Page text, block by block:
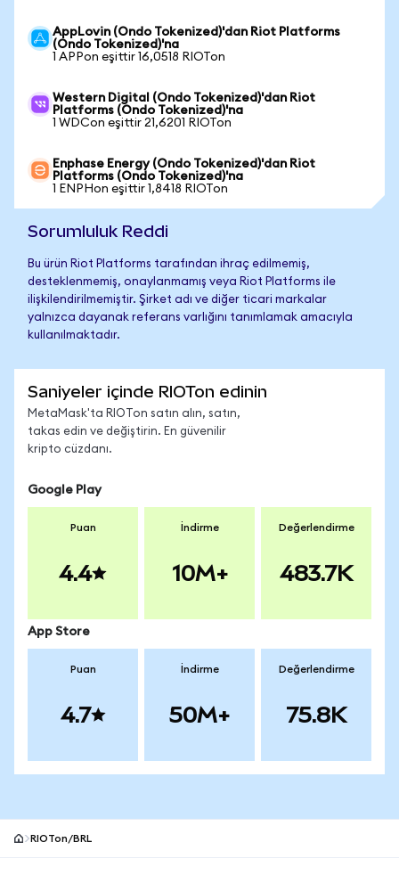
AppLovin (Ondo Tokenized)'dan Riot Platforms
(Ondo Tokenized)'na
1 APPon eşittir 16,0518 RIOTon
Western Digital (Ondo Tokenized)'dan Riot
Platforms (Ondo Tokenized)'na
1 WDCon eşittir 21,6201 RIOTon
Enphase Energy (Ondo Tokenized)'dan Riot
Platforms (Ondo Tokenized)'na
1 ENPHon eşittir 1,8418 RIOTon
Sorumluluk Reddi
Bu ürün Riot Platforms tarafından ihraç edilmemiş,
desteklenmemiş, onaylanmamış veya Riot Platforms ile
ilişkilendirilmemiştir. Şirket adı ve diğer ticari markalar
yalnızca dayanak referans varlığını tanımlamak amacıyla
kullanılmaktadır.
Saniyeler içinde RIOTon edinin
MetaMask'ta RIOTon satın alın, satın,
takas edin ve değiştirin. En güvenilir
kripto cüzdanı.
Google Play
Puan
4.4
İndirme
10M+
Değerlendirme
483.7K
App Store
Puan
4.7
İndirme
50M+
Değerlendirme
75.8K
RIOTon/BRL